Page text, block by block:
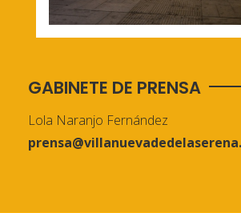
GABINETE DE PRENSA
Lola Naranjo Fernández